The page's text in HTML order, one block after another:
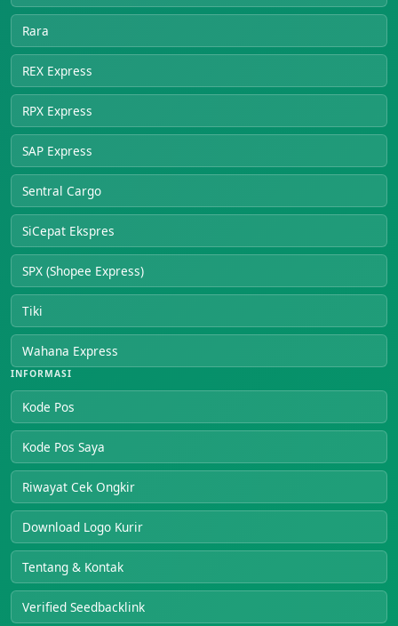
Rara
REX Express
RPX Express
SAP Express
Sentral Cargo
SiCepat Ekspres
SPX (Shopee Express)
Tiki
Wahana Express
INFORMASI
Kode Pos
Kode Pos Saya
Riwayat Cek Ongkir
Download Logo Kurir
Tentang & Kontak
Verified Seedbacklink